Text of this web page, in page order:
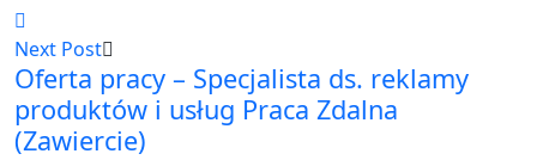
Next Post
Oferta pracy – Specjalista ds. reklamy
produktów i usług Praca Zdalna
(Zawiercie)